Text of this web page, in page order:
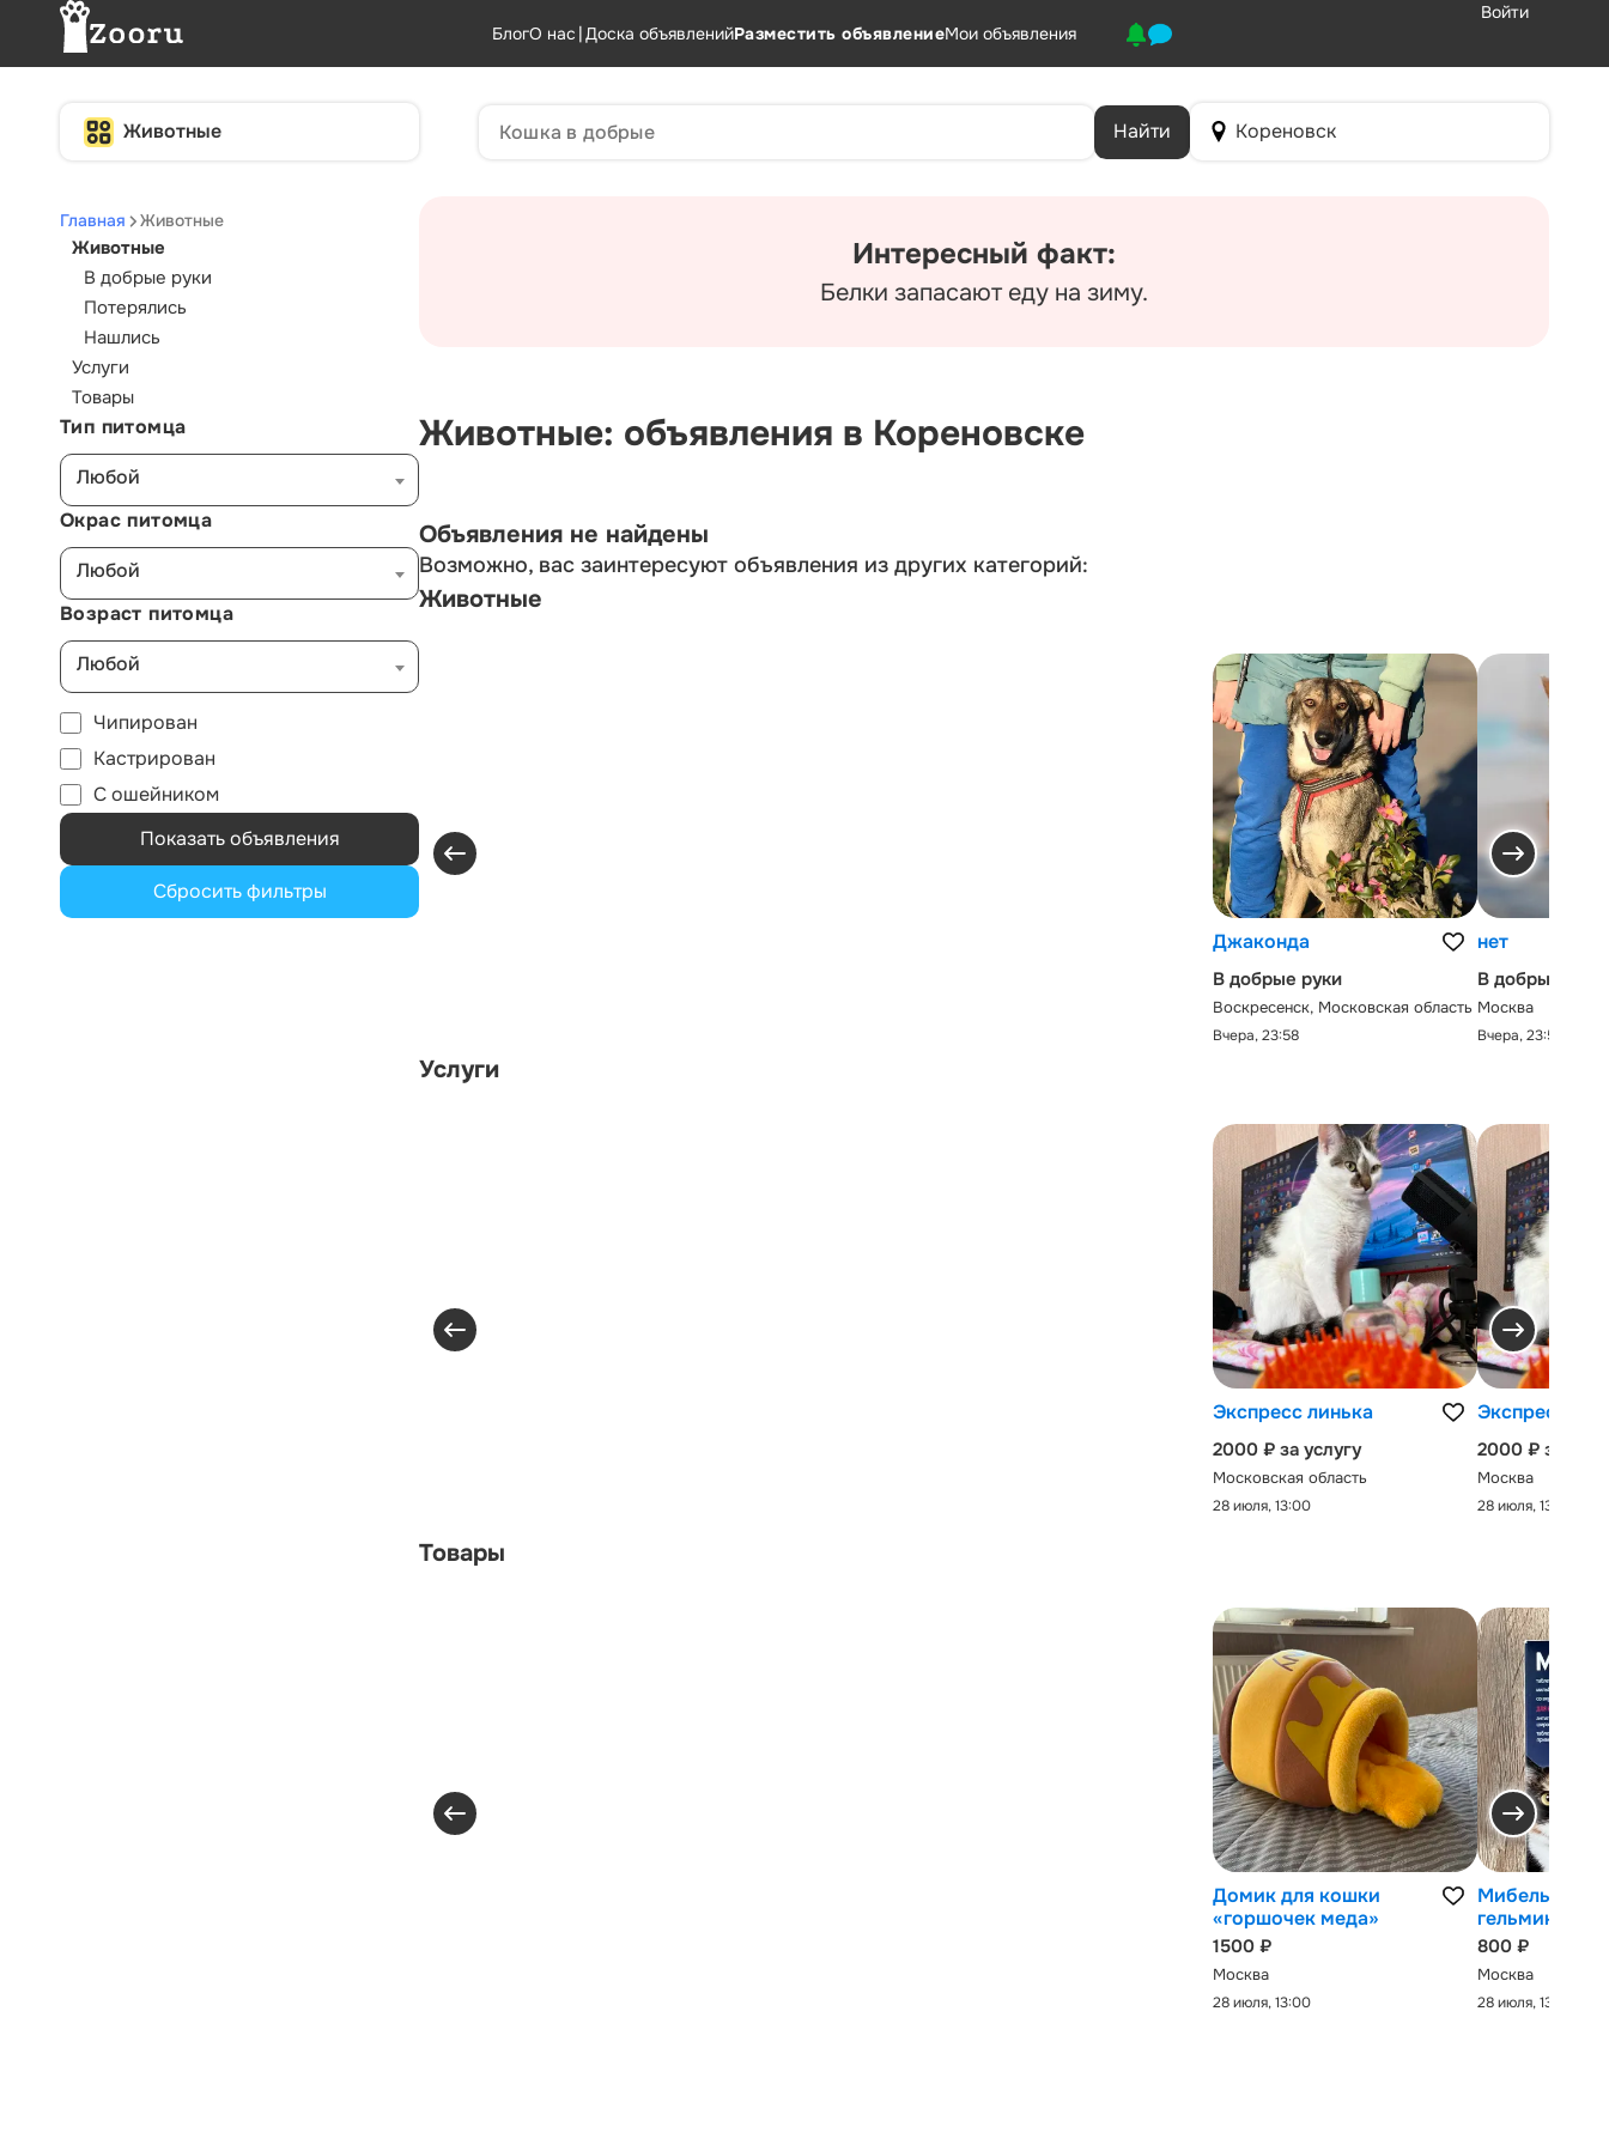
БлогО нас |Доска объявленийРазместить объявлениеМои объявления
Войти
Животные Найти Кореновск
Главная Животные
Животные
В добрые руки
Потерялись
Нашлись
Услуги
Товары
Тип питомца
Любой
Окрас питомца
Любой
Возраст питомца
Любой
Чипирован
Кастрирован
С ошейником
Показать объявления
Сбросить фильтры
Интересный факт:
Белки запасают еду на зиму.
Животные: объявления в Кореновске
Объявления не найдены
Возможно, вас заинтересуют объявления из других категорий:
Животные
Джаконда
В добрые руки
Воскресенск, Московская область
Вчера, 23:58
нет
В добрые руки
Москва
Вчера, 23:58
Услуги
Экспресс линька
2000 ₽ за услугу
Московская область
28 июля, 13:00
Экспресс-
2000 ₽ за
Москва
28 июля, 13:00
Товары
Домик для кошки
«горшочек меда»
1500 ₽
Москва
28 июля, 13:00
Мибельмакс
гельминтов
800 ₽
Москва
28 июля, 13:00